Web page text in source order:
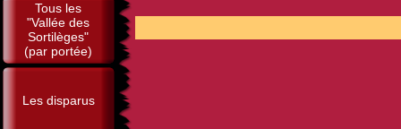
Tous les
"Vallée des
Sortilèges"
(par portée)
Les disparus